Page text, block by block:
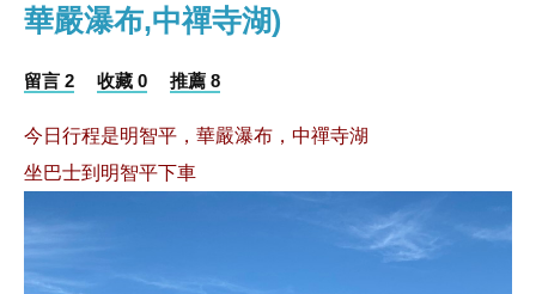
華嚴瀑布,中禪寺湖)
留言 2 收藏 0 推薦 8
今日行程是明智平，華嚴瀑布，中禪寺湖
坐巴士到明智平下車